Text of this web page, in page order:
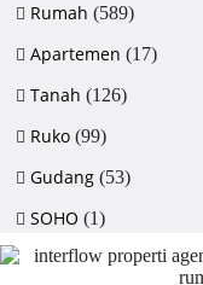
Rumah (589)
Apartemen (17)
Tanah (126)
Ruko (99)
Gudang (53)
SOHO (1)